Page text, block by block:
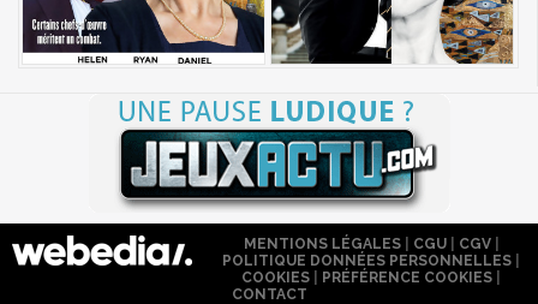
MENTIONS LÉGALES| CGU| CGV|
POLITIQUE DONNÉES PERSONNELLES
COOKIES
PRÉFÉRENCE COOKIES
CONTACT